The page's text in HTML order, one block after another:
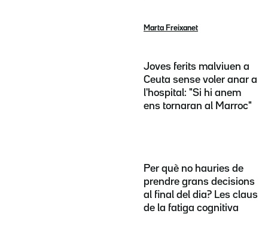
Marta Freixanet
Joves ferits malviuen a
Ceuta sense voler anar a
l'hospital: "Si hi anem
ens tornaran al Marroc"
Per què no hauries de
prendre grans decisions
al final del dia? Les claus
de la fatiga cognitiva